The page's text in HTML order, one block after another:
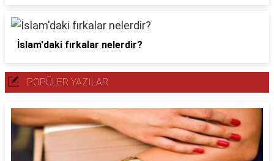
İslam'daki fırkalar nelerdir?
POPÜLER YAZILAR